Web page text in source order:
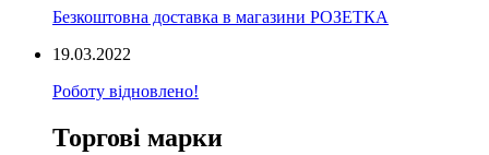
Безкоштовна доставка в магазини РОЗЕТКА
19.03.2022
Роботу відновлено!
Торгові марки